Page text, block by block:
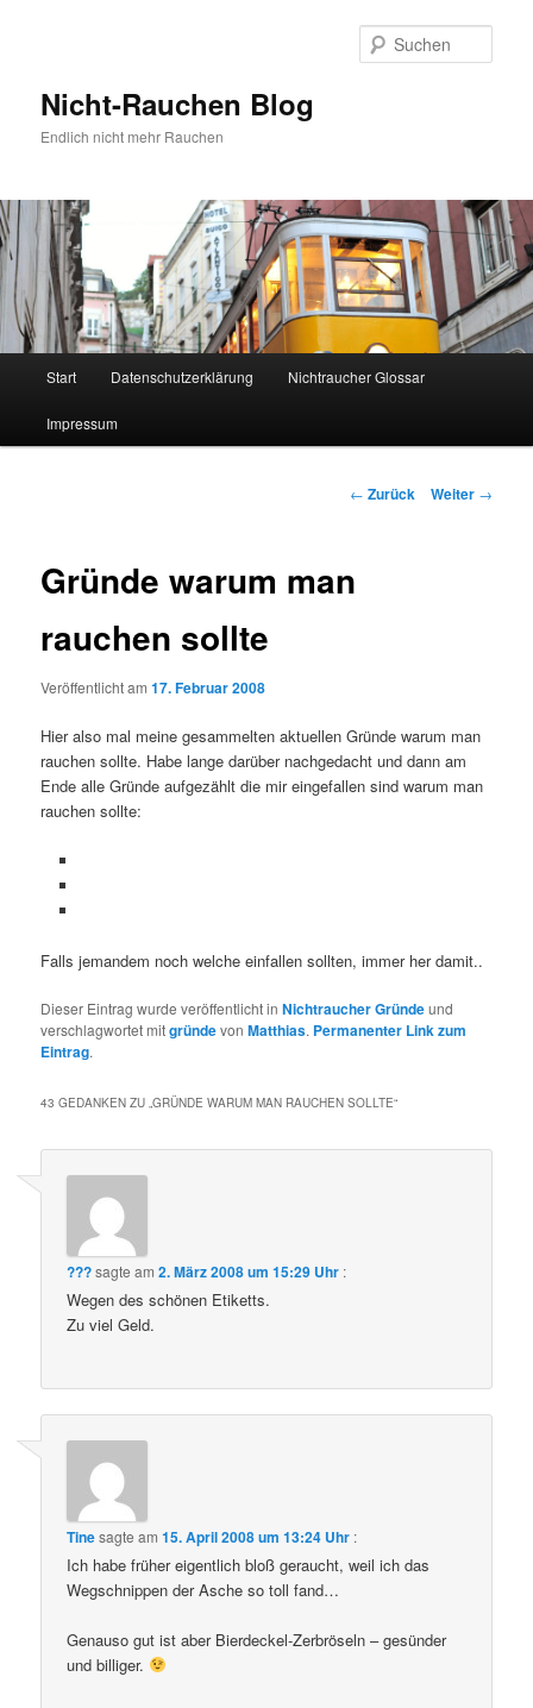
Nicht-Rauchen Blog
Endlich nicht mehr Rauchen
Start Datenschutzerklärung Nichtraucher Glossar
Impressum
Beitrags-
← Zurück Weiter →
Gründe warum man
rauchen sollte
Veröffentlicht am17. Februar 2008
Hier also mal meine gesammelten aktuellen Gründe warum man
rauchen sollte. Habe lange darüber nachgedacht und dann am
Ende alle Gründe aufgezählt die mir eingefallen sind warum man
rauchen sollte:
Falls jemandem noch welche einfallen sollten, immer her damit..
Dieser Eintrag wurde veröffentlicht inNichtraucher Gründeund
verschlagwortet mitgründevonMatthias. Permanenter Link zum
Eintrag.
43 GEDANKEN ZU „GRÜNDE WARUM MAN RAUCHEN SOLLTE“
???sagte am2. März 2008 um 15:29 Uhr :
Wegen des schönen Etiketts.
Zu viel Geld.
Tinesagte am15. April 2008 um 13:24 Uhr :
Ich habe früher eigentlich bloß geraucht, weil ich das
Wegschnippen der Asche so toll fand…
Genauso gut ist aber Bierdeckel-Zerbröseln – gesünder
und billiger.